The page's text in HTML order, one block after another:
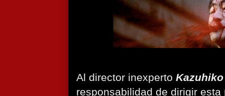
Al director inexperto
responsabilidad de dirigir